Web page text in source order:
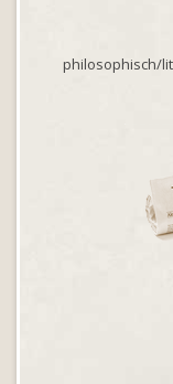
philosophisch/